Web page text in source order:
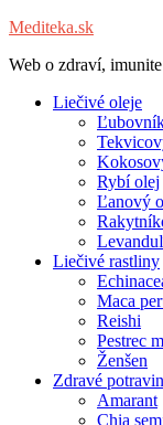
Mediteka.sk
Web o zdraví,
Liečivé oleje
Rybí olej
Ľanový
Liečivé rastliny
Maca
Reishi
Pestrec
Ženšen
Zdravé
Amarant
Chia